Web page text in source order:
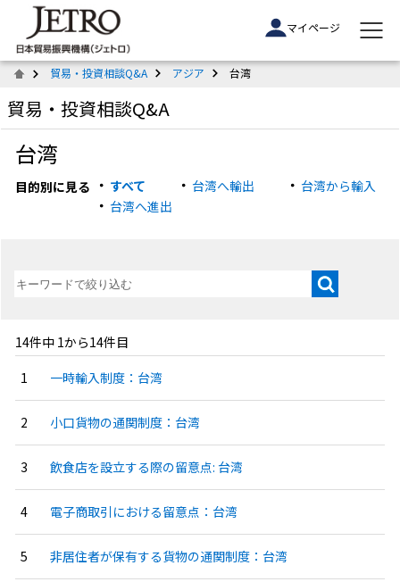
マイページ
貿易・投資相談Q&A アジア 台湾
貿易・投資相談Q&A
台湾
目的別に見る すべて 台湾へ輸出
台湾から輸入
台湾へ進出
14件中 1から14件目
一時輸入制度：台湾
小口貨物の通関制度：台湾
飲食店を設立する際の留意点: 台湾
電子商取引における留意点：台湾
非居住者が保有する貨物の通関制度：台湾